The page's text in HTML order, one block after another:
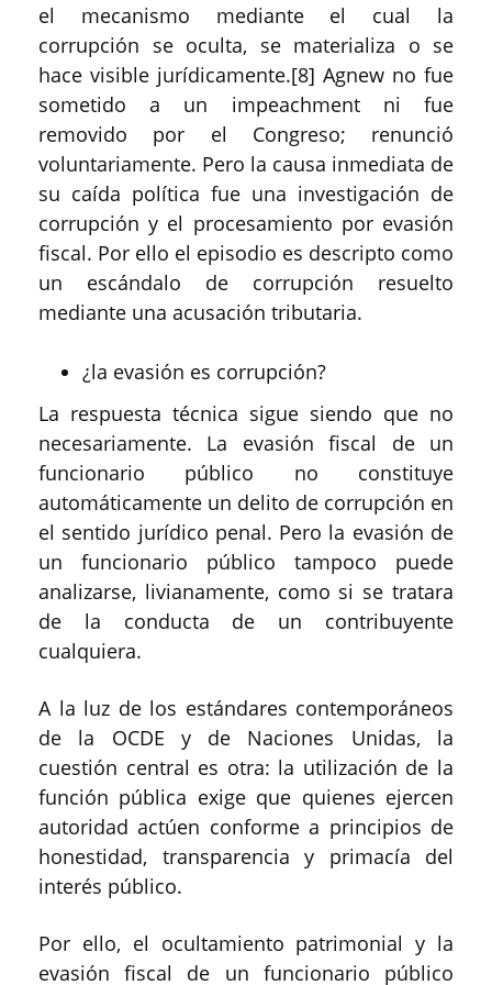
el mecanismo mediante el cual la
corrupción se oculta, se materializa o se
hace visible jurídicamente.[8] Agnew no fue
sometido a un impeachment ni fue
removido por el Congreso; renunció
voluntariamente. Pero la causa inmediata de
su caída política fue una investigación de
corrupción y el procesamiento por evasión
fiscal. Por ello el episodio es descripto como
un escándalo de corrupción resuelto
mediante una acusación tributaria.
¿la evasión es corrupción?
La respuesta técnica sigue siendo que no
necesariamente. La evasión fiscal de un
funcionario público no constituye
automáticamente un delito de corrupción en
el sentido jurídico penal. Pero la evasión de
un funcionario público tampoco puede
analizarse, livianamente, como si se tratara
de la conducta de un contribuyente
cualquiera.
A la luz de los estándares contemporáneos
de la OCDE y de Naciones Unidas, la
cuestión central es otra: la utilización de la
función pública exige que quienes ejercen
autoridad actúen conforme a principios de
honestidad, transparencia y primacía del
interés público.
Por ello, el ocultamiento patrimonial y la
evasión fiscal de un funcionario público